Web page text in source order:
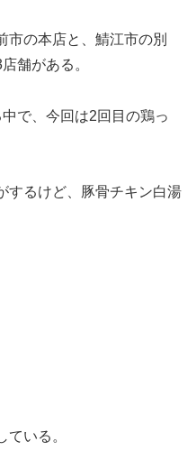
市の本店と、鯖江市の別
舗がある。
で、今回は2回目の鶏っ
するけど、豚骨チキン白湯
いる。